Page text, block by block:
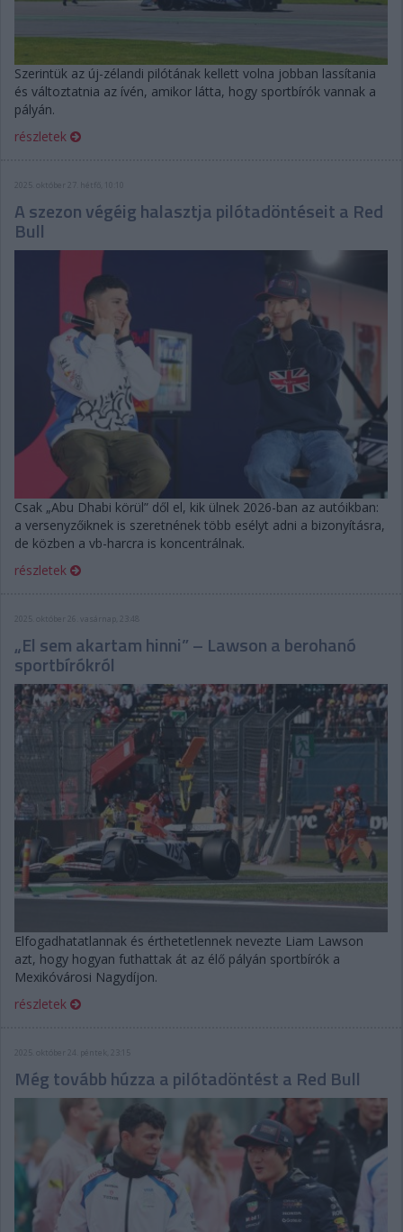
Szerintük az új-zélandi pilótának kellett volna jobban lassítania
és változtatnia az ívén, amikor látta, hogy sportbírók vannak a
pályán.
részletek
2025. október 27. hétfő, 10:10
A szezon végéig halasztja pilótadöntéseit a Red
Bull
Csak „Abu Dhabi körül” dől el, kik ülnek 2026-ban az autóikban:
a versenyzőiknek is szeretnének több esélyt adni a bizonyításra,
de közben a vb-harcra is koncentrálnak.
részletek
2025. október 26. vasárnap, 23:48
„El sem akartam hinni” – Lawson a berohanó
sportbírókról
Elfogadhatatlannak és érthetetlennek nevezte Liam Lawson
azt, hogy hogyan futhattak át az élő pályán sportbírók a
Mexikóvárosi Nagydíjon.
részletek
2025. október 24. péntek, 23:15
Még tovább húzza a pilótadöntést a Red Bull